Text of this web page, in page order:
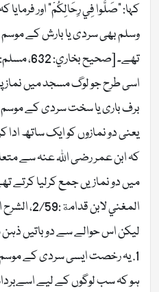
کہا: “صَلُّوا فِي رِحَالِكُمْ” اور
وسلم بھی سردی یا بارش کے
تھے۔ [صحيح بخاري: 632، مسلم:697]
اسی طرح جو لوگ مسجد میں نماز
برف باری یا سخت سردی کے موسم
یعنی دو نمازوں کو ایک ساتھ
کہ ابن عمر رضی اللہ عنہ سے
المغني لابن قدامة:2/59، الشرح الممتع:4/393]
لیکن اس حوالے سے دو باتیں ذہن
1. یہ رخصت ایسی سردی کے
ہو کہ سب لوگوں کے لیے